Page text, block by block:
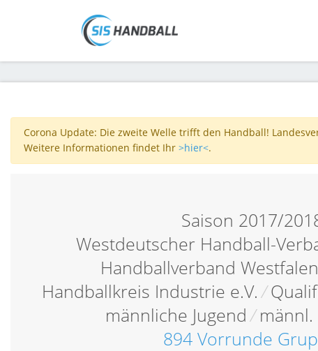
Corona Update: Die zweite Welle trifft den Handball!
Weitere Informationen findet Ihr >hier<.
Saison 2017/
Westdeutscher Handball-
Handballverband
Handballkreis Industrie e.V. /
männliche Jugend/ männl.
894 Vorrunde